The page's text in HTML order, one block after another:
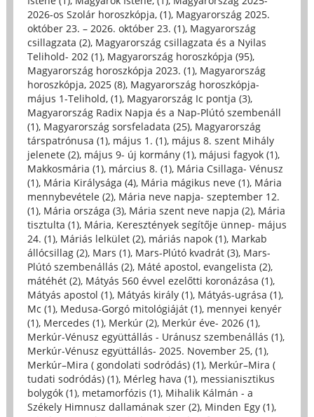
2026-os Szolár horoszkópja, (1), Magyarország 2025.
október 23. – 2026. október 23. (1), Magyarország
csillagzata (2), Magyarország csillagzata és a Nyilas
Telihold- 202 (1), Magyarország horoszkópja (95),
Magyarország horoszkópja 2023. (1), Magyarország
horoszkópja, 2025 (8), Magyarország horoszkópja-
május 1-Telihold, (1), Magyarország Ic pontja (3),
Magyarország Radix Napja és a Nap-Plútó szembenáll
(1), Magyarország sorsfeladata (25), Magyarország
társpatrónusa (1), május 1. (1), május 8. szent Mihály
jelenete (2), május 9- új kormány (1), májusi fagyok (1),
Makkosmária (1), március 8. (1), Mária Csillaga- Vénusz
(1), Mária Királysága (4), Mária mágikus neve (1), Mária
mennybevétele (2), Mária neve napja- szeptember 12.
(1), Mária országa (3), Mária szent neve napja (2), Mária
tisztulta (1), Mária, Keresztények segítője ünnep- május
24. (1), Máriás lelkület (2), máriás napok (1), Markab
állócsillag (2), Mars (1), Mars-Plútó kvadrát (3), Mars-
Plútó szembenállás (2), Máté apostol, evangelista (2),
mátéhét (2), Mátyás 560 évvel ezelőtti koronázása (1),
Mátyás apostol (1), Mátyás király (1), Mátyás-ugrása (1),
Mc (1), Medusa-Gorgó mitológiáját (1), mennyei kenyér
(1), Mercedes (1), Merkúr (2), Merkúr éve- 2026 (1),
Merkúr-Vénusz együttállás - Uránusz szembenállás (1),
Merkúr-Vénusz együttállás- 2025. November 25, (1),
Merkúr–Mira ( gondolati sodródás) (1), Merkúr–Mira (
tudati sodródás) (1), Mérleg hava (1), messianisztikus
bolygók (1), metamorfózis (1), Mihalik Kálmán - a
Székely Himnusz dallamának szer (2), Minden Egy (1),